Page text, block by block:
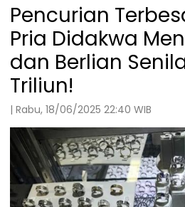
Pencurian
Pria Didakwa
dan Berlian
Triliun!
| Rabu, 18/06/2025 22:40 WIB